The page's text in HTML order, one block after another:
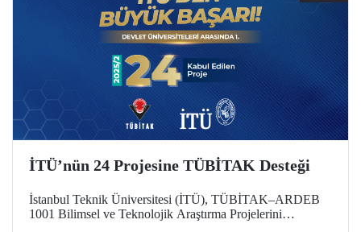
İTÜ’nün 24 Projesine TÜBİTAK Desteği
İstanbul Teknik Üniversitesi (İTÜ), TÜBİTAK–ARDEB
1001 Bilimsel ve Teknolojik Araştırma Projelerini